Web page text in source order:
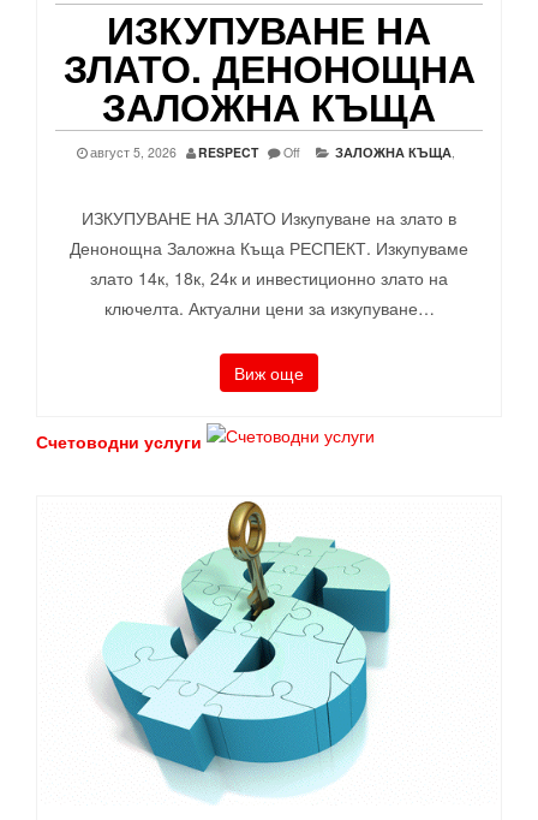
ИЗКУПУВАНЕ НА
ЗЛАТО. ДЕНОНОЩНА
ЗАЛОЖНА КЪЩА
август 5, 2026 RESPECT Off ЗАЛОЖНА КЪЩА,
ИЗКУПУВАНЕ НА ЗЛАТО Изкупуване на злато в
Денонощна Заложна Къща РЕСПЕКТ. Изкупуваме
злато 14к, 18к, 24к и инвестиционно злато на
ключелта. Актуални цени за изкупуване…
Виж още
Счетоводни услуги